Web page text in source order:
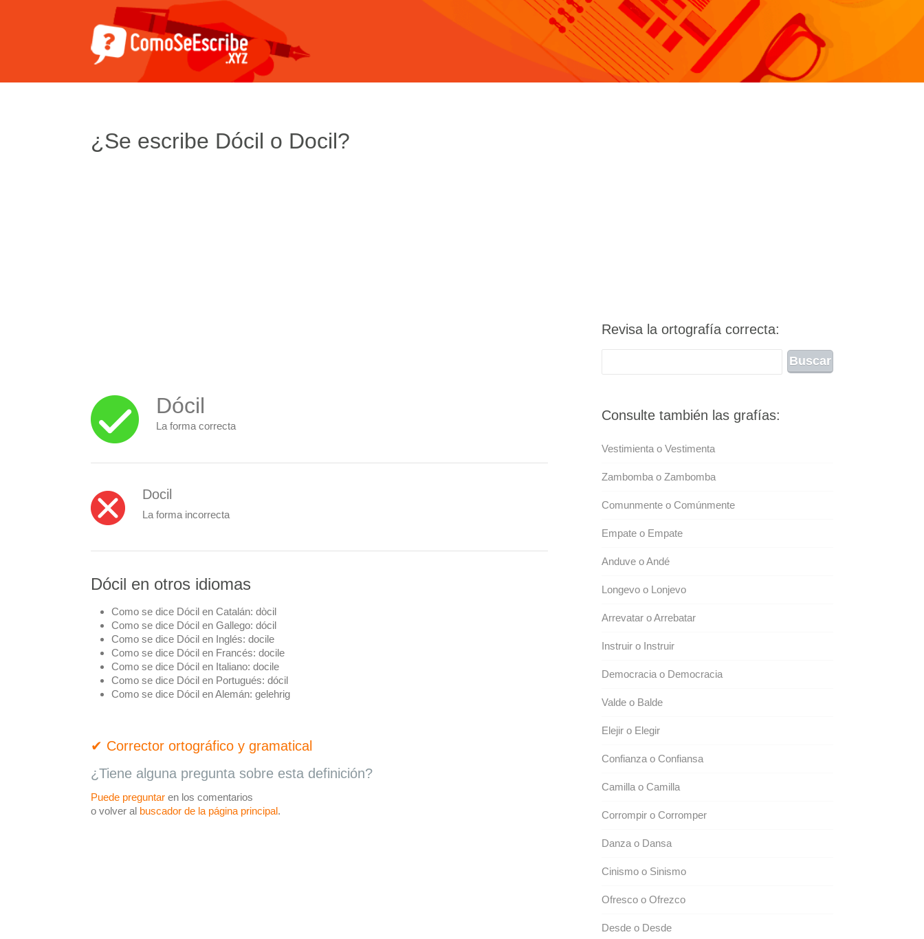
¿Se escribe Dócil o Docil?
Dócil
La forma correcta
Docil
La forma incorrecta
Dócil en otros idiomas
Como se dice Dócil en Catalán: dòcil
Como se dice Dócil en Gallego: dócil
Como se dice Dócil en Inglés: docile
Como se dice Dócil en Francés: docile
Como se dice Dócil en Italiano: docile
Como se dice Dócil en Portugués: dócil
Como se dice Dócil en Alemán: gelehrig
✔ Corrector ortográfico y gramatical
¿Tiene alguna pregunta sobre esta definición?
Puede preguntar en los comentarios
o volver al buscador de la página principal.
Revisa la ortografía correcta:
Consulte también las grafías:
Vestimienta o Vestimenta
Zambomba o Zambomba
Comunmente o Comúnmente
Empate o Empate
Anduve o Andé
Longevo o Lonjevo
Arrevatar o Arrebatar
Instruir o Instruir
Democracia o Democracia
Valde o Balde
Elejir o Elegir
Confianza o Confiansa
Camilla o Camilla
Corrompir o Corromper
Danza o Dansa
Cinismo o Sinismo
Ofresco o Ofrezco
Desde o Desde